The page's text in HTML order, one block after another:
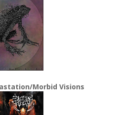
Morbid Visions